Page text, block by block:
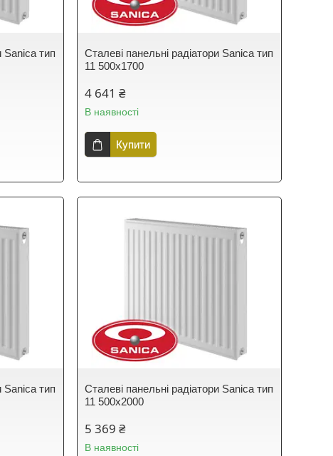
Sanica тип
Сталеві панельні радіатори Sanica тип
11 500х1700
4 641 ₴
В наявності
Купити
Sanica тип
Сталеві панельні радіатори Sanica тип
11 500х2000
5 369 ₴
В наявності